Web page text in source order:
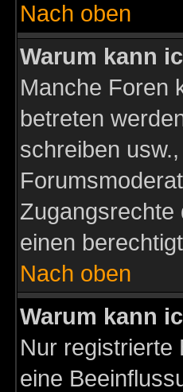
Nach oben
Warum kann
Manche Foren
betreten
schreiben
Zugangsrechte
einen
Nach oben
Warum kann
Nur registrierte
eine